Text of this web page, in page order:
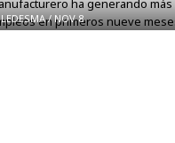
LEDESMA/ NOV 8